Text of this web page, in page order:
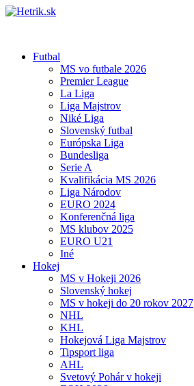
Futbal
MS vo futbale 2026
Premier League
La Liga
Liga Majstrov
Niké Liga
Slovenský futbal
Európska Liga
Bundesliga
Serie A
Kvalifikácia MS 2026
Liga Národov
EURO 2024
Konferenčná liga
MS klubov 2025
EURO U21
Iné
Hokej
MS v Hokeji 2026
Slovenský hokej
MS v hokeji do 20 rokov 2027
NHL
KHL
Hokejová Liga Majstrov
Tipsport liga
AHL
Svetový Pohár v hokeji